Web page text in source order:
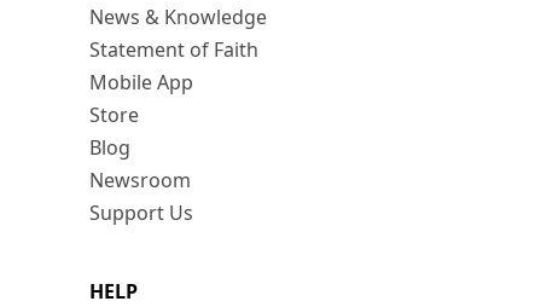
News & Knowledge
Statement of Faith
Mobile App
Store
Blog
Newsroom
Support Us
HELP